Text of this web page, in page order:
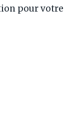
pour votre